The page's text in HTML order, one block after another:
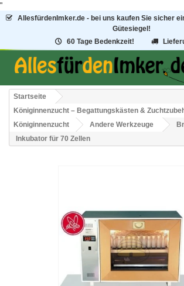
"
AllesfürdenImker.de - bei uns kaufen Sie sicher
Gütesiegel!
60 Tage Bedenkzeit!
Startseite
Königinnenzucht – Begattungskästen &
Königinnenzucht
Andere Werkzeuge
Inkubator für 70 Zellen